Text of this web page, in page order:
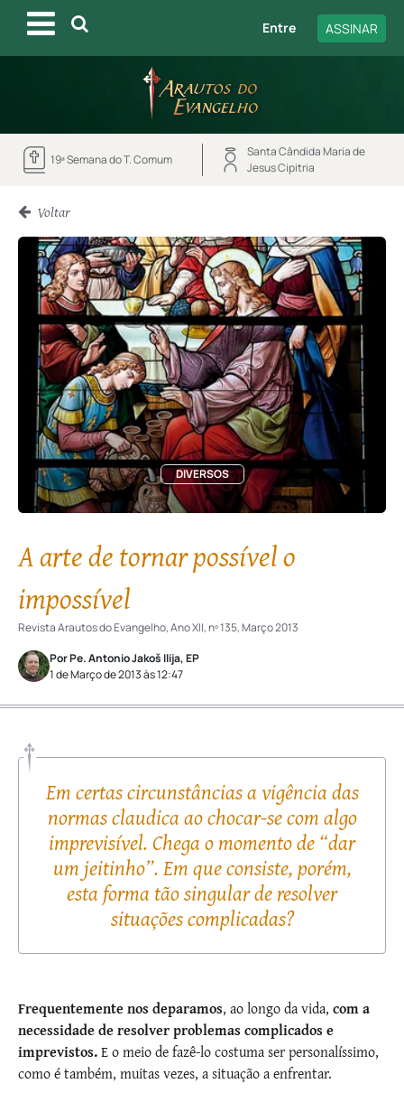
Entre ASSINAR
19ª Semana do T. Comum
Santa Cândida Maria de
Jesus Cipitria
Voltar
DIVERSOS
A arte de tornar possível o
impossível
Revista Arautos do Evangelho, Ano XII, nº 135, Março 2013
Por Pe. Antonio Jakoš Ilija, EP
1 de Março de 2013 às 12:47
Em certas circunstâncias a vigência das
normas claudica ao chocar-se com algo
imprevisível. Chega o momento de “dar
um jeitinho”. Em que consiste, porém,
esta forma tão singular de resolver
situações complicadas?
Frequentemente nos deparamos, ao longo da vida, com a
necessidade de resolver problemas complicados e
imprevistos.E o meio de fazê-lo costuma ser personalíssimo,
como é também, muitas vezes, a situação a enfrentar.